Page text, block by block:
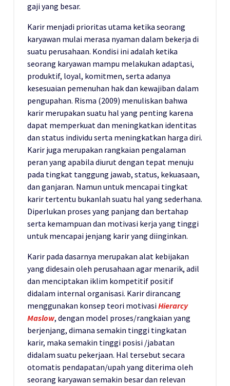
gaji yang besar.
Karir menjadi prioritas utama ketika seorang
karyawan mulai merasa nyaman dalam bekerja di
suatu perusahaan. Kondisi ini adalah ketika
seorang karyawan mampu melakukan adaptasi,
produktif, loyal, komitmen, serta adanya
kesesuaian pemenuhan hak dan kewajiban dalam
pengupahan. Risma (2009) menuliskan bahwa
karir merupakan suatu hal yang penting karena
dapat memperkuat dan meningkatkan identitas
dan status individu serta meningkatkan harga diri.
Karir juga merupakan rangkaian pengalaman
peran yang apabila diurut dengan tepat menuju
pada tingkat tanggung jawab, status, kekuasaan,
dan ganjaran. Namun untuk mencapai tingkat
karir tertentu bukanlah suatu hal yang sederhana.
Diperlukan proses yang panjang dan bertahap
serta kemampuan dan motivasi kerja yang tinggi
untuk mencapai jenjang karir yang diinginkan.
Karir pada dasarnya merupakan alat kebijakan
yang didesain oleh perusahaan agar menarik, adil
dan menciptakan iklim kompetitif positif
didalam internal organisasi. Karir dirancang
menggunakan konsep teori motivasiHierarcy
Maslow, dengan model proses/rangkaian yang
berjenjang, dimana semakin tinggi tingkatan
karir, maka semakin tinggi posisi /jabatan
didalam suatu pekerjaan. Hal tersebut secara
otomatis pendapatan/upah yang diterima oleh
seorang karyawan semakin besar dan relevan